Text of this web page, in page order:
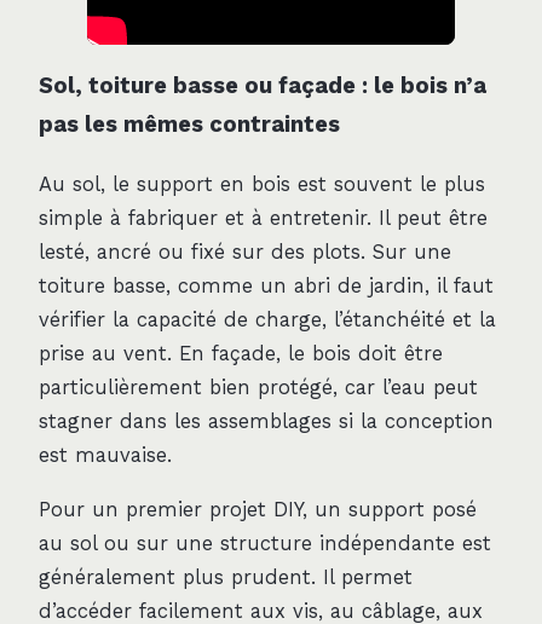
Sol, toiture basse ou façade : le bois n’a
pas les mêmes contraintes
Au sol, le support en bois est souvent le plus
simple à fabriquer et à entretenir. Il peut être
lesté, ancré ou fixé sur des plots. Sur une
toiture basse, comme un abri de jardin, il faut
vérifier la capacité de charge, l’étanchéité et la
prise au vent. En façade, le bois doit être
particulièrement bien protégé, car l’eau peut
stagner dans les assemblages si la conception
est mauvaise.
Pour un premier projet DIY, un support posé
au sol ou sur une structure indépendante est
généralement plus prudent. Il permet
d’accéder facilement aux vis, au câblage, aux